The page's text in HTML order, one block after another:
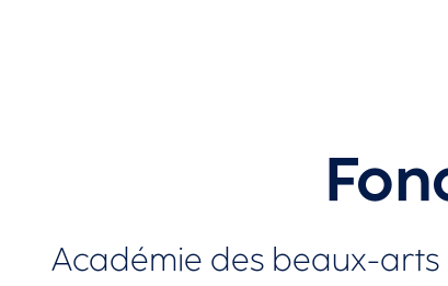
Académie des beaux-arts